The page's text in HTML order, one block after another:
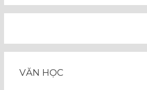
VĂN HỌC